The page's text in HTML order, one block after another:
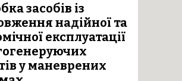
засобів із
надійної та
експлуатації
у маневрених